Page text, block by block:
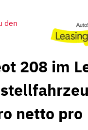
den
208 im
netto pro